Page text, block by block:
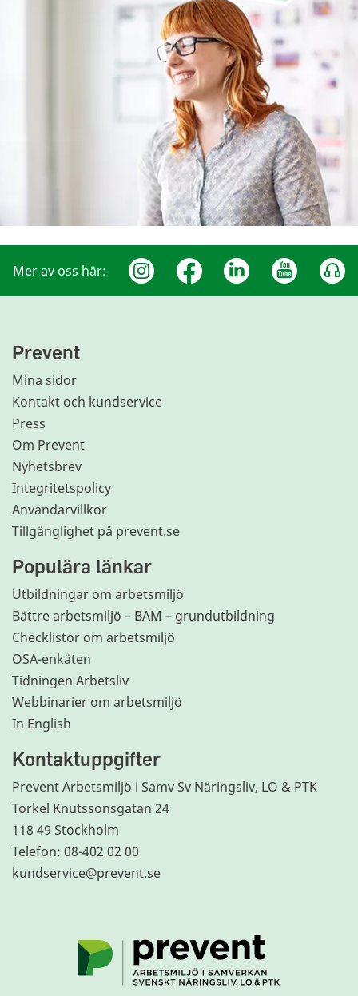
Mer av oss här:
Prevent
Mina sidor
Kontakt och kundservice
Press
Om Prevent
Nyhetsbrev
Integritetspolicy
Användarvillkor
Tillgänglighet på prevent.se
Populära länkar
Utbildningar om arbetsmiljö
Bättre arbetsmiljö – BAM – grundutbildning
Checklistor om arbetsmiljö
OSA-enkäten
Tidningen Arbetsliv
Webbinarier om arbetsmiljö
In English
Kontaktuppgifter
Prevent Arbetsmiljö i Samv Sv Näringsliv, LO & PTK
Torkel Knutssonsgatan 24
118 49 Stockholm
Telefon: 08-402 02 00
kundservice@prevent.se